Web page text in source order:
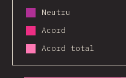
Neutru
Acord
Acord total
2019